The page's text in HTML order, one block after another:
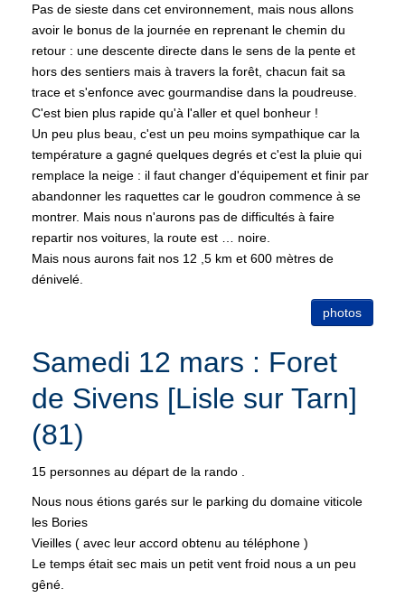
Pas de sieste dans cet environnement, mais nous allons
avoir le bonus de la journée en reprenant le chemin du
retour : une descente directe dans le sens de la pente et
hors des sentiers mais à travers la forêt, chacun fait sa
trace et s'enfonce avec gourmandise dans la poudreuse.
C'est bien plus rapide qu'à l'aller et quel bonheur !
Un peu plus beau, c'est un peu moins sympathique car la
température a gagné quelques degrés et c'est la pluie qui
remplace la neige : il faut changer d'équipement et finir par
abandonner les raquettes car le goudron commence à se
montrer. Mais nous n'aurons pas de difficultés à faire
repartir nos voitures, la route est … noire.
Mais nous aurons fait nos 12 ,5 km et 600 mètres de
dénivelé.
photos
Samedi 12 mars : Foret
de Sivens [Lisle sur Tarn]
(81)
15 personnes au départ de la rando .
Nous nous étions garés sur le parking du domaine viticole
les Bories
Vieilles ( avec leur accord obtenu au téléphone )
Le temps était sec mais un petit vent froid nous a un peu
gêné.